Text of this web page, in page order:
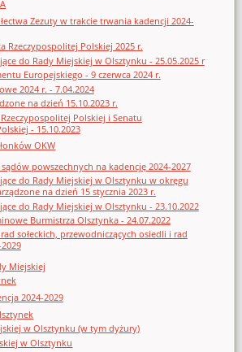
Zezuty w trakcie trwania kadencji 2024-
Rzeczypospolitej Polskiej 2025 r.
do Rady Miejskiej w Olsztynku - 25.05.2025 r
Europejskiego - 9 czerwca 2024 r.
2024 r. - 7.04.2024
na dzień 15.10.2023 r.
Polskiej i Senatu
- 15.10.2023
OKW
powszechnych na kadencję 2024-2027
do Rady Miejskiej w Olsztynku w okręgu
na dzień 15 stycznia 2023 r.
do Rady Miejskiej w Olsztynku - 23.10.2022
Burmistrza Olsztynka - 24.07.2022
sołeckich, przewodniczących osiedli i rad
Miejskiej
2024-2029
w Olsztynku (w tym dyżury)
w Olsztynku